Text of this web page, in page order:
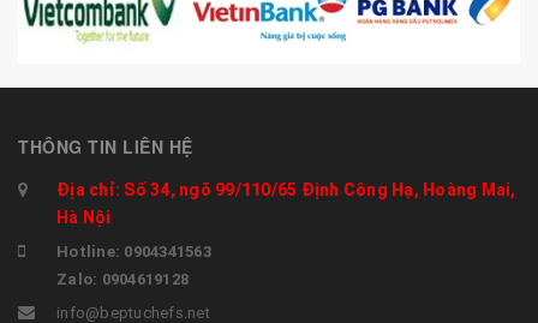
THÔNG TIN LIÊN HỆ
Địa chỉ: Số 34, ngõ 99/110/65 Định Công Hạ, Hoàng Mai,
Hà Nội
Hotline: 0904341563
Zalo: 0904619128
info@beptuchefs.net